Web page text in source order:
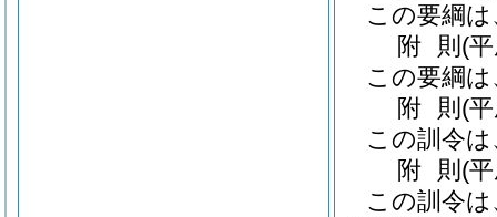
この要綱
附 則 (
この要綱
附 則 (
この訓令
附 則 (
この訓令